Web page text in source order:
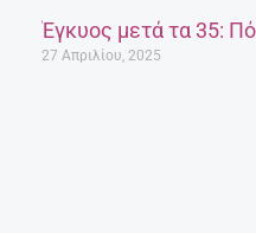
Έγκυος μετά τα 35:
27 Απριλίου, 2025